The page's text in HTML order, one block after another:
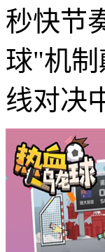
秒快节
球"机
线对决